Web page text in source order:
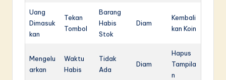
Uang
Dimasuk
kan
Tekan
Tombol
Barang
Habis
Stok
Diam
Kembali
kan Koin
Mengelu
arkan
Waktu
Habis
Tidak
Ada
Diam
Hapus
Tampila
n